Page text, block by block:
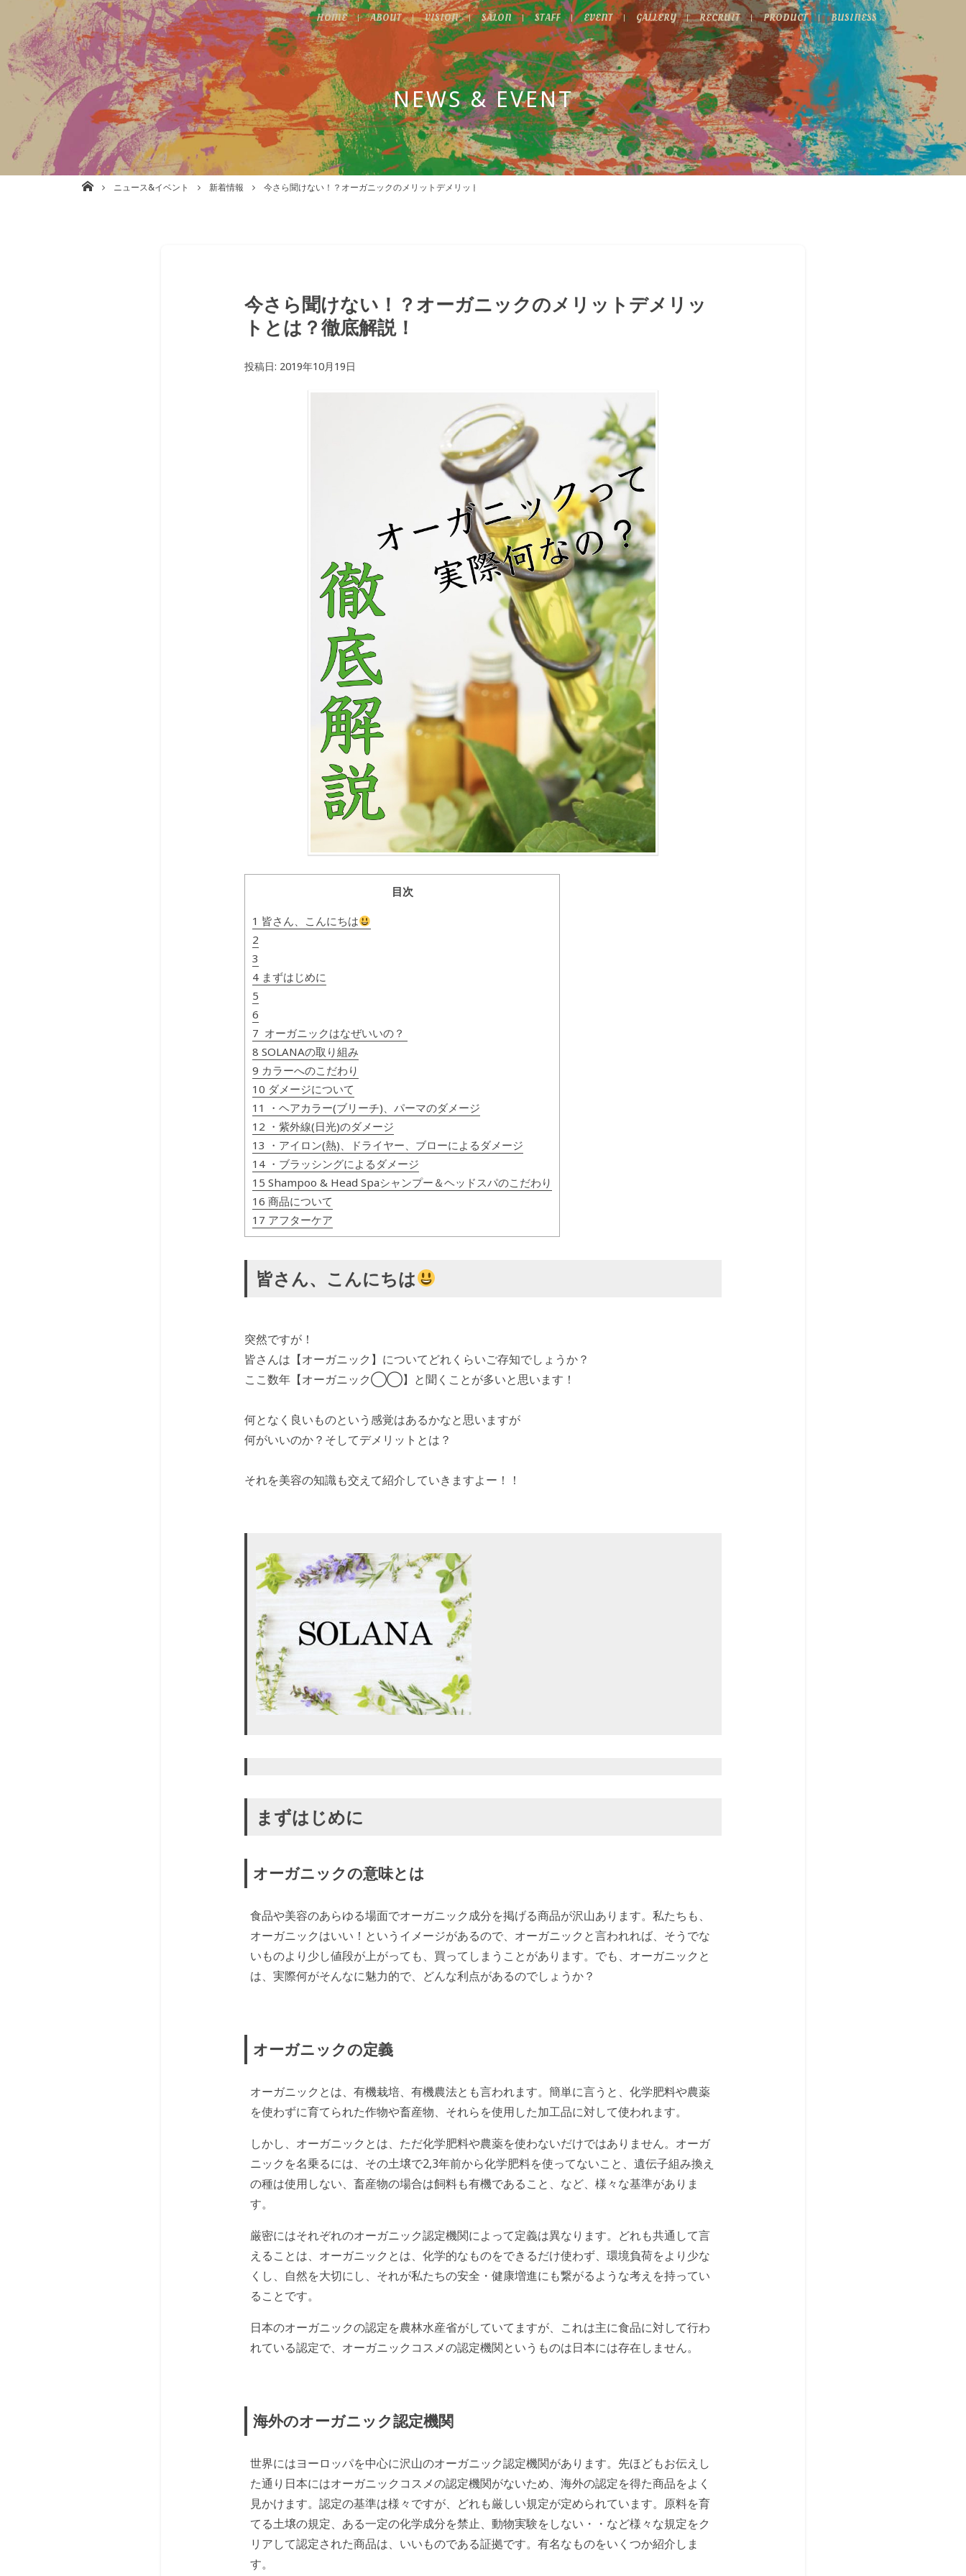
NEWS & EVENT
HOME ABOUT VISION SALON STAFF EVENT GALLERY RECRUIT PRODUCT BUSINESS
株式会社babel 美容室/理容室/ネイル/各種事業運営 大阪
ニュース&イベント 新着情報 今さら聞けない！？オーガニックのメリットデメリットとは？徹底解説！
今さら聞けない！？オーガニックのメリットデメリッ
トとは？徹底解説！
投稿日: 2019年10月19日
目次
1 皆さん、こんにちは
2
3
4 まずはじめに
5
6
7 オーガニックはなぜいいの？
8 SOLANAの取り組み
9 カラーへのこだわり
10 ダメージについて
11 ・ヘアカラー(ブリーチ)、パーマのダメージ
12 ・紫外線(日光)のダメージ
13 ・アイロン(熱)、ドライヤー、ブローによるダメージ
14 ・ブラッシングによるダメージ
15 Shampoo & Head Spaシャンプー＆ヘッドスパのこだわり
16 商品について
17 アフターケア
皆さん、こんにちは
突然ですが！
皆さんは【オーガニック】についてどれくらいご存知でしょうか？
ここ数年【オーガニック◯◯】と聞くことが多いと思います！
何となく良いものという感覚はあるかなと思いますが
何がいいのか？そしてデメリットとは？
それを美容の知識も交えて紹介していきますよー！！
まずはじめに
オーガニックの意味とは
食品や美容のあらゆる場面でオーガニック成分を掲げる商品が沢山あります。私たちも、
オーガニックはいい！というイメージがあるので、オーガニックと言われれば、そうでな
いものより少し値段が上がっても、買ってしまうことがあります。でも、オーガニックと
は、実際何がそんなに魅力的で、どんな利点があるのでしょうか？
オーガニックの定義
オーガニックとは、有機栽培、有機農法とも言われます。簡単に言うと、化学肥料や農薬
を使わずに育てられた作物や畜産物、それらを使用した加工品に対して使われます。
しかし、オーガニックとは、ただ化学肥料や農薬を使わないだけではありません。オーガ
ニックを名乗るには、その土壌で2,3年前から化学肥料を使ってないこと、遺伝子組み換え
の種は使用しない、畜産物の場合は飼料も有機であること、など、様々な基準がありま
す。
厳密にはそれぞれのオーガニック認定機関によって定義は異なります。どれも共通して言
えることは、オーガニックとは、化学的なものをできるだけ使わず、環境負荷をより少な
くし、自然を大切にし、それが私たちの安全・健康増進にも繋がるような考えを持ってい
ることです。
日本のオーガニックの認定を農林水産省がしていてますが、これは主に食品に対して行わ
れている認定で、オーガニックコスメの認定機関というものは日本には存在しません。
海外のオーガニック認定機関
世界にはヨーロッパを中心に沢山のオーガニック認定機関があります。先ほどもお伝えし
た通り日本にはオーガニックコスメの認定機関がないため、海外の認定を得た商品をよく
見かけます。認定の基準は様々ですが、どれも厳しい規定が定められています。原料を育
てる土壌の規定、ある一定の化学成分を禁止、動物実験をしない・・など様々な規定をク
リアして認定された商品は、いいものである証拠です。有名なものをいくつか紹介しま
す。